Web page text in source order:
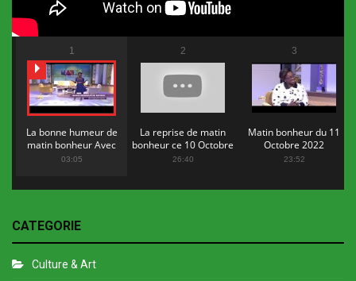
1
La bonne humeur de
matin bonheur Avec
Flopy Mendosa
03:05
2
La reprise de matin
bonheur ce 10 Octobre
2022
26:40
3
Matin bonheur du 11
Octobre 2022
23:52
CATEGORIE
Culture & Art